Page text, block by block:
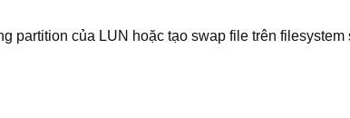
partition của LUN hoặc tạo swap file trên